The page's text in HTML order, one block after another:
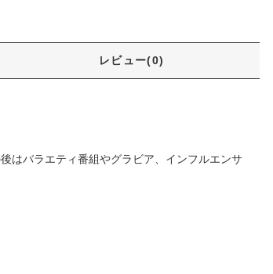
レビュー(0)
はバラエティ番組やグラビア、インフルエンサ